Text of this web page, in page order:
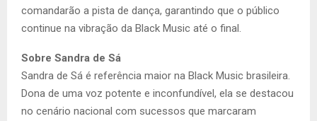
comandarão a pista de dança, garantindo que o público
continue na vibração da Black Music até o final.
Sobre Sandra de Sá
Sandra de Sá é referência maior na Black Music brasileira.
Dona de uma voz potente e inconfundível, ela se destacou
no cenário nacional com sucessos que marcaram